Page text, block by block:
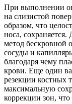
При выполнении
на слизистой
образом, что
носа,
метод бескровной
сосуды и
благодаря чему
крови. Еще один
резекции костных
максимальную
коррекции зон,